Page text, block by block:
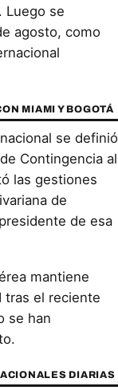
Luego se
agosto, como
MIAMI Y BOGOTÁ
se definió
Contingencia al
las gestiones
de
de esa
mantiene
tras el reciente
se han
DIARIAS